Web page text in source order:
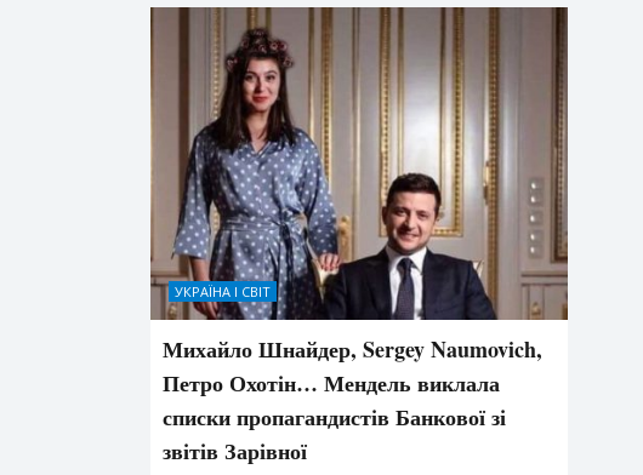
УКРАЇНА І СВІТ
Михайло Шнайдер, Sergey Naumovich,
Петро Охотін… Мендель виклала
списки пропагандистів Банкової зі
звітів Зарівної